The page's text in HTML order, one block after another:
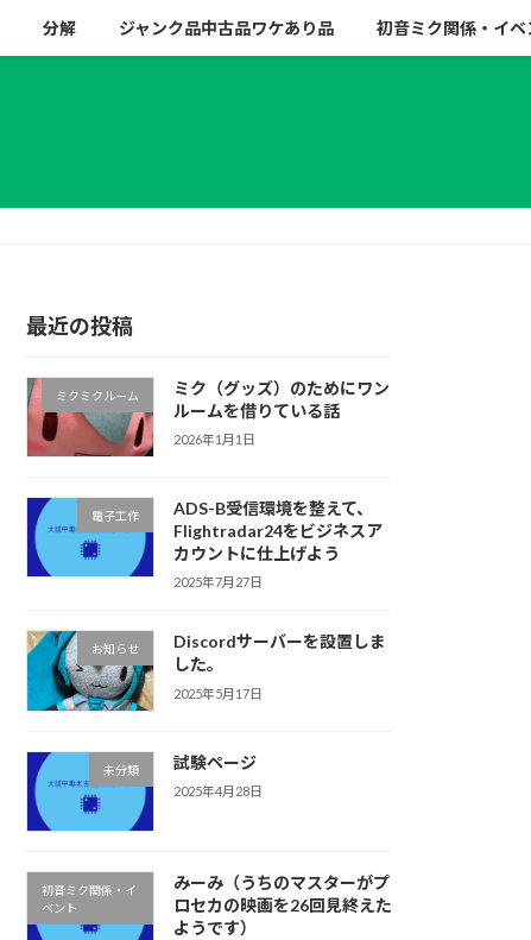
分解 ジャンク品中古品ワケあり品 初音ミク関係・イベ
最近の投稿
ミクミクルーム
ミク（グッズ）のためにワン
ルームを借りている話
2026年1月1日
電子工作
ADS-B受信環境を整えて、
Flightradar24をビジネスア
カウントに仕上げよう
2025年7月27日
お知らせ
Discordサーバーを設置しま
した。
2025年5月17日
未分類 試験ページ
2025年4月28日
初音ミク関係・イ
ベント
みーみ（うちのマスターがプ
ロセカの映画を26回見終えた
ようです）